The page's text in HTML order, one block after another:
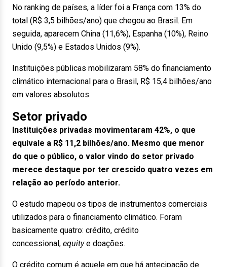
No ranking de países, a líder foi a França com 13% do
total (R$ 3,5 bilhões/ano) que chegou ao Brasil. Em
seguida, aparecem China (11,6%), Espanha (10%), Reino
Unido (9,5%) e Estados Unidos (9%).
Instituições públicas mobilizaram 58% do financiamento
climático internacional para o Brasil, R$ 15,4 bilhões/ano
em valores absolutos.
Setor privado
Instituições privadas movimentaram 42%, o que
equivale a R$ 11,2 bilhões/ano. Mesmo que menor
do que o público, o valor vindo do setor privado
merece destaque por ter crescido quatro vezes em
relação ao período anterior.
O estudo mapeou os tipos de instrumentos comerciais
utilizados para o financiamento climático. Foram
basicamente quatro: crédito, crédito
concessional, equitye doações.
O crédito comum é aquele em que há antecipação de